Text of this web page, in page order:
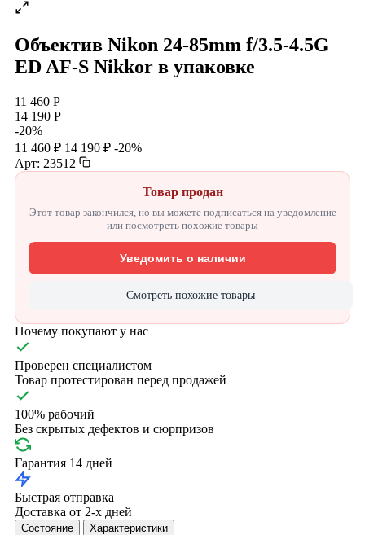
Объектив Nikon 24-85mm f/3.5-4.5G
ED AF-S Nikkor в упаковке
11 460 Р
14 190 Р
-20%
11 460 ₽ 14 190 ₽ -20%
Арт: 23512
Товар продан
Этот товар закончился, но вы можете подписаться на уведомление
или посмотреть похожие товары
Уведомить о наличии
Смотреть похожие товары
Почему покупают у нас
Проверен специалистом
Товар протестирован перед продажей
100% рабочий
Без скрытых дефектов и сюрпризов
Гарантия 14 дней
Быстрая отправка
Доставка от 2-х дней
Состояние Характеристики